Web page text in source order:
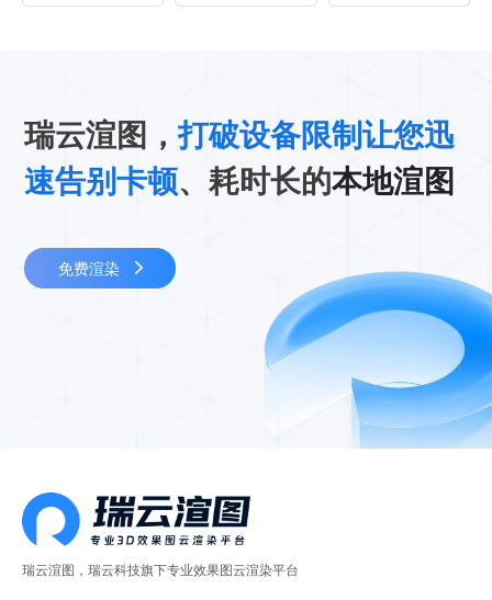
瑞云渲图，打破设备限制让您迅
速告别卡顿、耗时长的本地渲图
免费渲染
瑞云渲图，瑞云科技旗下专业效果图云渲染平台